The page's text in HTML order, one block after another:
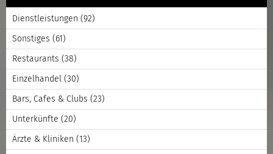
Dienstleistungen (92)
Sonstiges (61)
Restaurants (38)
Einzelhandel (30)
Bars, Cafes & Clubs (23)
Unterkünfte (20)
Ärzte & Kliniken (13)